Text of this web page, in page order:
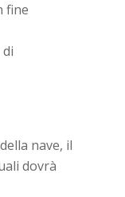
fine
nave, il
dovrà